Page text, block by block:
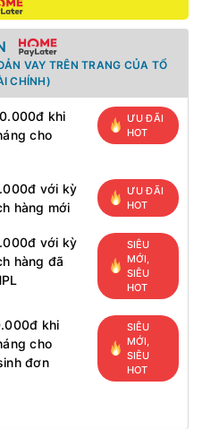
VAY TRÊN TRANG CỦA TỔ
CHÍNH)
khi
cho
ƯU ĐÃI
HOT
với kỳ
hàng mới
ƯU ĐÃI
HOT
với kỳ
hàng đã
SIÊU
MỚI,
SIÊU
HOT
khi
cho
đơn
SIÊU
MỚI,
SIÊU
HOT